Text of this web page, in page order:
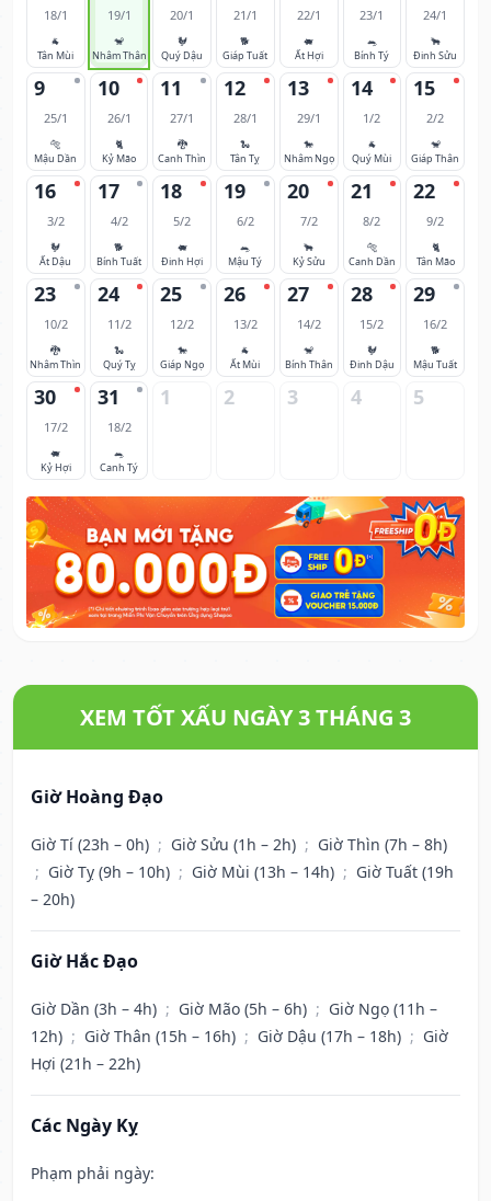
18/1
🐐
Tân Mùi
19/1
🐒
Nhâm Thân
20/1
🐓
Quý Dậu
21/1
🐕
Giáp Tuất
22/1
🐖
Ất Hợi
23/1
🐀
Bính Tý
24/1
🐂
Đinh Sửu
9
25/1
🐅
Mậu Dần
10
26/1
🐈
Kỷ Mão
11
27/1
🐉
Canh Thìn
12
28/1
🐍
Tân Tỵ
13
29/1
🐎
Nhâm Ngọ
14
1/2
🐐
Quý Mùi
15
2/2
🐒
Giáp Thân
16
3/2
🐓
Ất Dậu
17
4/2
🐕
Bính Tuất
18
5/2
🐖
Đinh Hợi
19
6/2
🐀
Mậu Tý
20
7/2
🐂
Kỷ Sửu
21
8/2
🐅
Canh Dần
22
9/2
🐈
Tân Mão
23
10/2
🐉
Nhâm Thìn
24
11/2
🐍
Quý Tỵ
25
12/2
🐎
Giáp Ngọ
26
13/2
🐐
Ất Mùi
27
14/2
🐒
Bính Thân
28
15/2
🐓
Đinh Dậu
29
16/2
🐕
Mậu Tuất
30
17/2
🐖
Kỷ Hợi
31
18/2
🐀
Canh Tý
1 2 3 4 5
XEM TỐT XẤU NGÀY 3 THÁNG 3
Giờ Hoàng Đạo
Giờ Tí (23h – 0h) ; Giờ Sửu (1h – 2h) ; Giờ Thìn (7h – 8h)
; Giờ Tỵ (9h – 10h) ; Giờ Mùi (13h – 14h) ; Giờ Tuất (19h
– 20h)
Giờ Hắc Đạo
Giờ Dần (3h – 4h) ; Giờ Mão (5h – 6h) ; Giờ Ngọ (11h –
12h) ; Giờ Thân (15h – 16h) ; Giờ Dậu (17h – 18h) ; Giờ
Hợi (21h – 22h)
Các Ngày Kỵ
Phạm phải ngày: